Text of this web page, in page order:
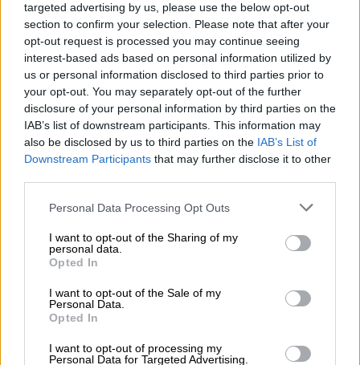
targeted advertising by us, please use the below opt-out
section to confirm your selection. Please note that after your
opt-out request is processed you may continue seeing
interest-based ads based on personal information utilized by
us or personal information disclosed to third parties prior to
your opt-out. You may separately opt-out of the further
disclosure of your personal information by third parties on the
IAB’s list of downstream participants. This information may
also be disclosed by us to third parties on the IAB’s List of
Downstream Participants that may further disclose it to other
Please note that this website/app uses one or more Google
not limited to your visit or usage behaviour. You may click to
grant or deny consent to Google and its third-party tags to
use your data for below specified purposes in below Google
consent section.
Personal Data Processing Opt Outs
I want to opt-out of the Sharing of my
personal data.
Opted In
I want to opt-out of the Sale of my
Personal Data.
Opted In
I want to opt-out of processing my
Personal Data for Targeted Advertising.
Τηλεόραση|26.10.2019 10:30
Μην αρχίζεις τη μουρμούρα: Έρχονται
δύο γκεστ εμφανίσεις - έκπληξη
Δύο εντυπωσιακά γκεστ στην επιτυχημένη
σειρά του Alpha «Μην αρχίζεις τη
μουρμούρα»
ΑΛΛΑ #TAGS
Γιώργος Κιμούλης
ηθοποιός
ΑΝΤ1
Αντίνοος Αλμπάνης
ΣΥΡΙΖΑ
φιλία
Μην αρχίζεις τη Μουρμούρα